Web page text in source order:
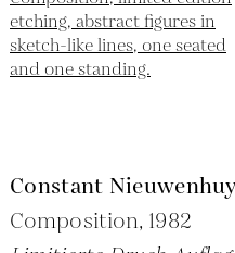
Constant
Composition, 1982